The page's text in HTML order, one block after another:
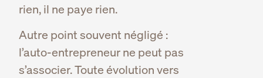
rien, il ne paye rien.
Autre point souvent négligé :
l’auto-entrepreneur ne peut pas
s’associer. Toute évolution vers